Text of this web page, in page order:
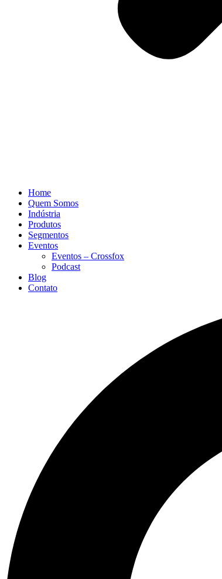
Home
Quem Somos
Indústria
Produtos
Segmentos
Eventos
Eventos – Crossfox
Podcast
Blog
Contato